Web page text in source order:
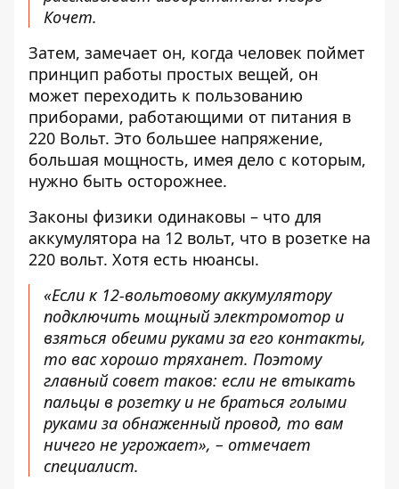
Кочет.
Затем, замечает он, когда человек поймет
принцип работы простых вещей, он
может переходить к пользованию
приборами, работающими от питания в
220 Вольт. Это большее напряжение,
большая мощность, имея дело с которым,
нужно быть осторожнее.
Законы физики одинаковы – что для
аккумулятора на 12 вольт, что в розетке на
220 вольт. Хотя есть нюансы.
«Если к 12-вольтовому аккумулятору
подключить мощный электромотор и
взяться обеими руками за его контакты,
то вас хорошо тряханет. Поэтому
главный совет таков: если не втыкать
пальцы в розетку и не браться голыми
руками за обнаженный провод, то вам
ничего не угрожает», – отмечает
специалист.